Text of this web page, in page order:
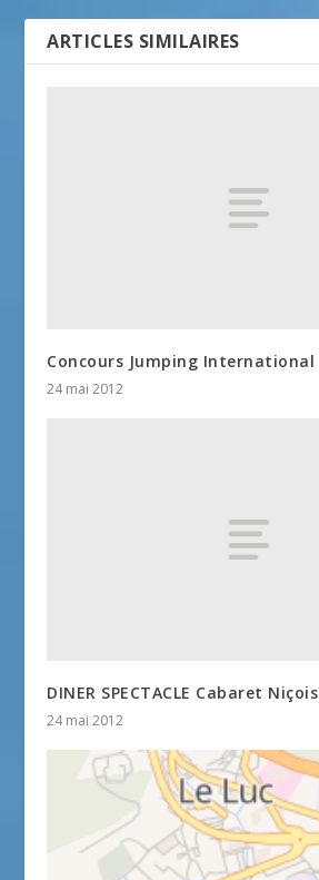
ARTICLES SIMILAIRES
Concours Jumping International
24 mai 2012
DINER SPECTACLE Cabaret Niçois
24 mai 2012